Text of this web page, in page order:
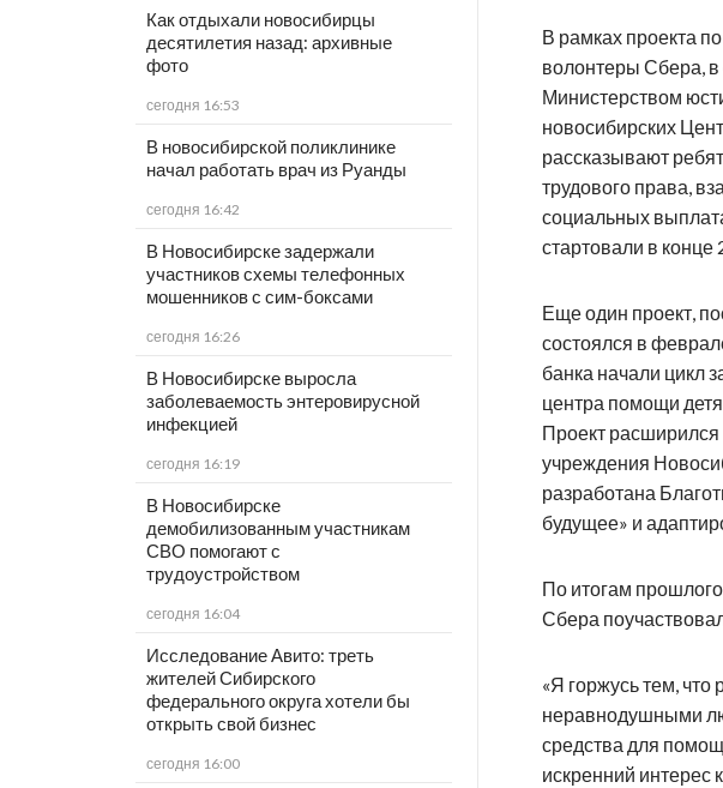
Как отдыхали новосибирцы
десятилетия назад: архивные
фото
сегодня 16:53
В новосибирской поликлинике
начал работать врач из Руанды
сегодня 16:42
В Новосибирске задержали
участников схемы телефонных
мошенников с сим-боксами
сегодня 16:26
В Новосибирске выросла
заболеваемость энтеровирусной
инфекцией
сегодня 16:19
В Новосибирске
демобилизованным участникам
СВО помогают с
трудоустройством
сегодня 16:04
Исследование Авито: треть
жителей Сибирского
федерального округа хотели бы
открыть свой бизнес
сегодня 16:00
В рамках проекта
волонтеры Сбера,
Министерством
новосибирских
рассказывают
трудового права,
социальных
стартовали в конце
Еще один проект,
состоялся в
банка начали цикл
центра помощи
Проект расширился
учреждения
разработана
будущее» и
По итогам
Сбера
«Я горжусь тем,
неравнодушными
средства для
искренний интерес